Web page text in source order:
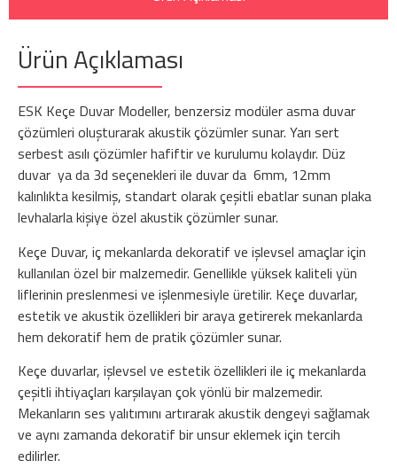
Ürün Açıklaması
ESK Keçe Duvar Modeller, benzersiz modüler asma duvar
çözümleri oluşturarak akustik çözümler sunar. Yarı sert
serbest asılı çözümler hafiftir ve kurulumu kolaydır. Düz
duvar ya da 3d seçenekleri ile duvar da 6mm, 12mm
kalınlıkta kesilmiş, standart olarak çeşitli ebatlar sunan plaka
levhalarla kişiye özel akustik çözümler sunar.
Keçe Duvar, iç mekanlarda dekoratif ve işlevsel amaçlar için
kullanılan özel bir malzemedir. Genellikle yüksek kaliteli yün
liflerinin preslenmesi ve işlenmesiyle üretilir. Keçe duvarlar,
estetik ve akustik özellikleri bir araya getirerek mekanlarda
hem dekoratif hem de pratik çözümler sunar.
Keçe duvarlar, işlevsel ve estetik özellikleri ile iç mekanlarda
çeşitli ihtiyaçları karşılayan çok yönlü bir malzemedir.
Mekanların ses yalıtımını artırarak akustik dengeyi sağlamak
ve aynı zamanda dekoratif bir unsur eklemek için tercih
edilirler.